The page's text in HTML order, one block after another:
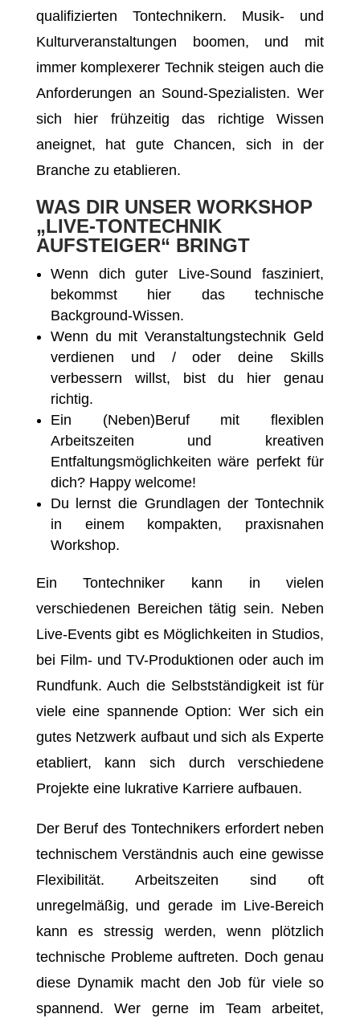
qualifizierten Tontechnikern. Musik- und
Kulturveranstaltungen boomen, und mit
immer komplexerer Technik steigen auch die
Anforderungen an Sound-Spezialisten. Wer
sich hier frühzeitig das richtige Wissen
aneignet, hat gute Chancen, sich in der
Branche zu etablieren.
WAS DIR UNSER WORKSHOP
„LIVE-TONTECHNIK
AUFSTEIGER“ BRINGT
Wenn dich guter Live-Sound fasziniert,
bekommst hier das technische
Background-Wissen.
Wenn du mit Veranstaltungstechnik Geld
verdienen und / oder deine Skills
verbessern willst, bist du hier genau
richtig.
Ein (Neben)Beruf mit flexiblen
Arbeitszeiten und kreativen
Entfaltungsmöglichkeiten wäre perfekt für
dich? Happy welcome!
Du lernst die Grundlagen der Tontechnik
in einem kompakten, praxisnahen
Workshop.
Ein Tontechniker kann in vielen
verschiedenen Bereichen tätig sein. Neben
Live-Events gibt es Möglichkeiten in Studios,
bei Film- und TV-Produktionen oder auch im
Rundfunk. Auch die Selbstständigkeit ist für
viele eine spannende Option: Wer sich ein
gutes Netzwerk aufbaut und sich als Experte
etabliert, kann sich durch verschiedene
Projekte eine lukrative Karriere aufbauen.
Der Beruf des Tontechnikers erfordert neben
technischem Verständnis auch eine gewisse
Flexibilität. Arbeitszeiten sind oft
unregelmäßig, und gerade im Live-Bereich
kann es stressig werden, wenn plötzlich
technische Probleme auftreten. Doch genau
diese Dynamik macht den Job für viele so
spannend. Wer gerne im Team arbeitet,